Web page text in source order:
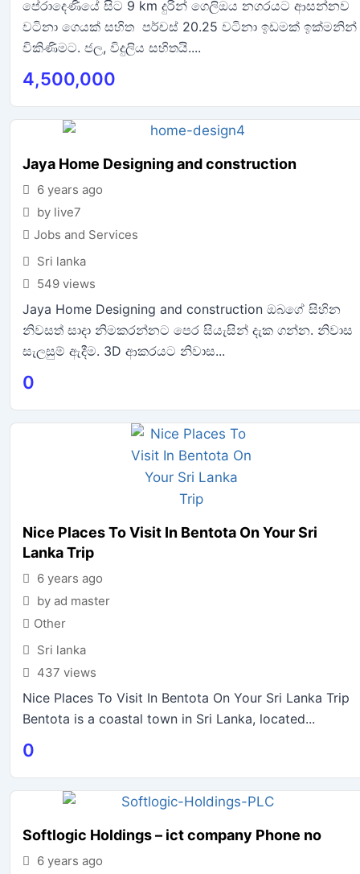
පේරාදෙණියේ සිට 9 km දුරින් ගෙලිඔය නගරයට ආසන්නව
වටිනා ගෙයක් සහිත පර්චස් 20.25 වටිනා ඉඩමක් ඉක්මනින්
විකිණිමට. ජල, විදුලිය සහිතයි....
4,500,000
Jaya Home Designing and construction
6 years ago
by live7
Jobs and Services
Sri lanka
549 views
Jaya Home Designing and construction ඔබගේ සිහින
නිවසත් සාදා නිමකරන්නට පෙර සියැසින් දැක ගන්න. නිවාස
සැලසුම් ඇදීම. 3D ආකරයට නිවාස...
0
Nice Places To Visit In Bentota On Your Sri
Lanka Trip
6 years ago
by ad master
Other
Sri lanka
437 views
Nice Places To Visit In Bentota On Your Sri Lanka Trip
Bentota is a coastal town in Sri Lanka, located...
0
Softlogic Holdings – ict company Phone no
6 years ago